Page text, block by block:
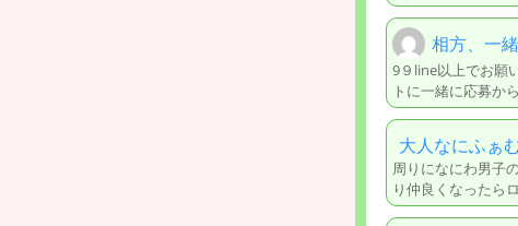
相方、一
9９line以上でお願
トに一緒に応募か
大人なにふぁ
周りになにわ男子
り仲良くなったら